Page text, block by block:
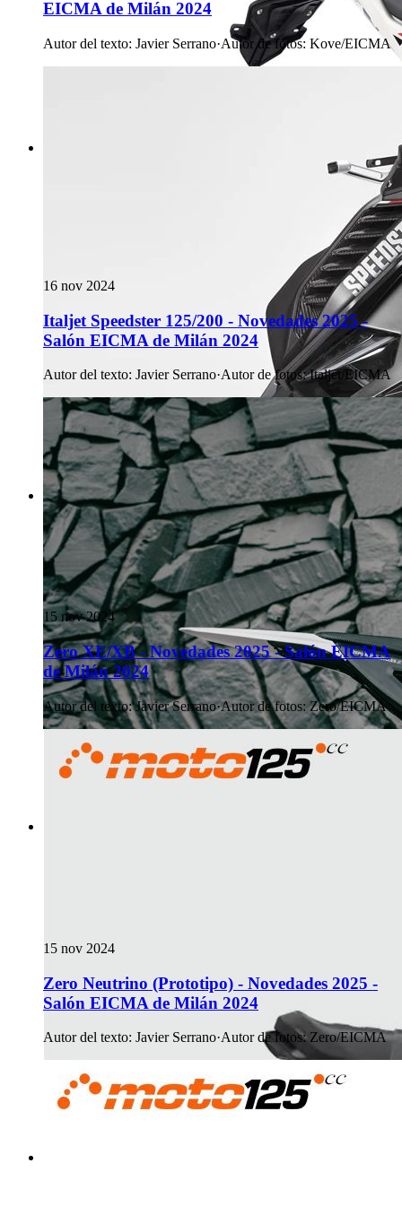
EICMA de Milán 2024
Autor del texto: Javier Serrano·Autor de fotos: Kove/EICMA
16 nov 2024
Italjet Speedster 125/200 - Novedades 2025 -
Salón EICMA de Milán 2024
Autor del texto: Javier Serrano·Autor de fotos: Italjet/EICMA
15 nov 2024
Zero XE/XB - Novedades 2025 - Salón EICMA
de Milán 2024
Autor del texto: Javier Serrano·Autor de fotos: Zero/EICMA
15 nov 2024
Zero Neutrino (Prototipo) - Novedades 2025 -
Salón EICMA de Milán 2024
Autor del texto: Javier Serrano·Autor de fotos: Zero/EICMA